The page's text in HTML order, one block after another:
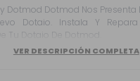
La Base Reparable
Y Repara A Tu Gusto La
Tu Dotaio De Dotmod.
VER DESCRIPCIÓN COMPLETA